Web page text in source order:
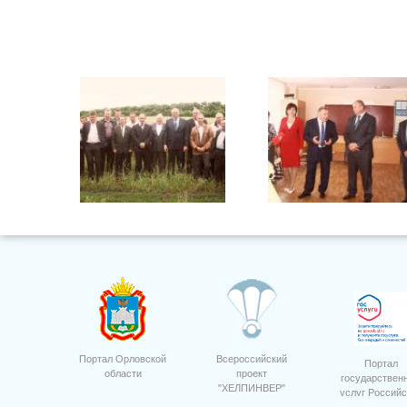
5
Портал Орловской
области
Всероссийский
проект
"ХЕЛПИНВЕР"
Портал
услуг